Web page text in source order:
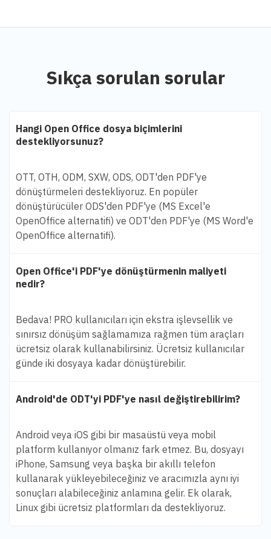
Sıkça sorulan sorular
Hangi Open Office dosya biçimlerini
destekliyorsunuz?
OTT, OTH, ODM, SXW, ODS, ODT'den PDF'ye
dönüştürmeleri destekliyoruz. En popüler
dönüştürücüler ODS'den PDF'ye (MS Excel'e
OpenOffice alternatifi) ve ODT'den PDF'ye (MS Word'e
OpenOffice alternatifi).
Open Office'i PDF'ye dönüştürmenin maliyeti
nedir?
Bedava! PRO kullanıcıları için ekstra işlevsellik ve
sınırsız dönüşüm sağlamamıza rağmen tüm araçları
ücretsiz olarak kullanabilirsiniz. Ücretsiz kullanıcılar
günde iki dosyaya kadar dönüştürebilir.
Android'de ODT'yi PDF'ye nasıl değiştirebilirim?
Android veya iOS gibi bir masaüstü veya mobil
platform kullanıyor olmanız fark etmez. Bu, dosyayı
iPhone, Samsung veya başka bir akıllı telefon
kullanarak yükleyebileceğiniz ve aracımızla aynı iyi
sonuçları alabileceğiniz anlamına gelir. Ek olarak,
Linux gibi ücretsiz platformları da destekliyoruz.